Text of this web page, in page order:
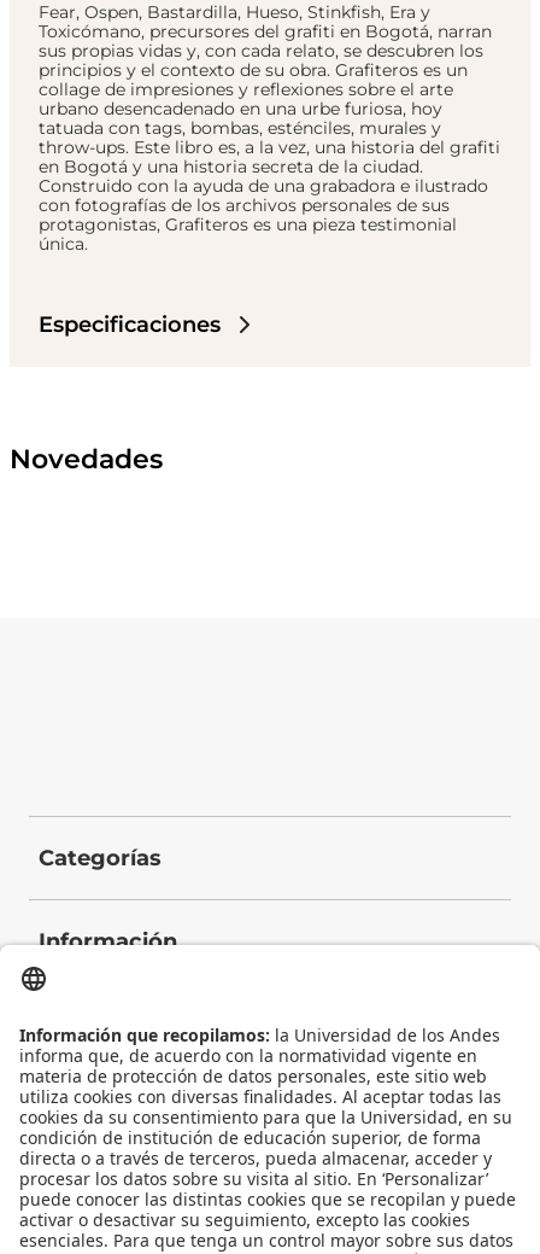
Fear, Ospen, Bastardilla, Hueso, Stinkfish, Era y
Toxicómano, precursores del grafiti en Bogotá, narran
sus propias vidas y, con cada relato, se descubren los
principios y el contexto de su obra. Grafiteros es un
collage de impresiones y reflexiones sobre el arte
urbano desencadenado en una urbe furiosa, hoy
tatuada con tags, bombas, esténciles, murales y
throw-ups. Este libro es, a la vez, una historia del grafiti
en Bogotá y una historia secreta de la ciudad.
Construido con la ayuda de una grabadora e ilustrado
con fotografías de los archivos personales de sus
protagonistas, Grafiteros es una pieza testimonial
única.
Especificaciones
Novedades
Categorías
Información
Contacto